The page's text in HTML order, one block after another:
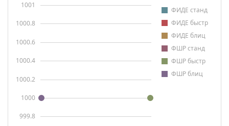
ФИДЕ станд
ФИДЕ быстр
ФИДЕ блиц
ФШР станд
ФШР быстр
ФШР блиц
999.8
1000
1000.2
1000.4
1000.6
1000.8
1001